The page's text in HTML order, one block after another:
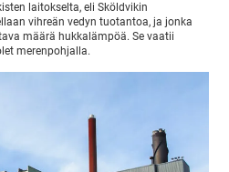
laitokselta, eli Sköldvikin
vihreän vedyn tuotantoa, ja jonka
määrä hukkalämpöä. Se vaatii
merenpohjalla.